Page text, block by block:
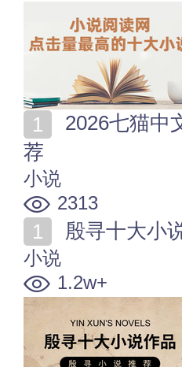
荐
小说
2313
殷寻十大小
小说
1.2w+